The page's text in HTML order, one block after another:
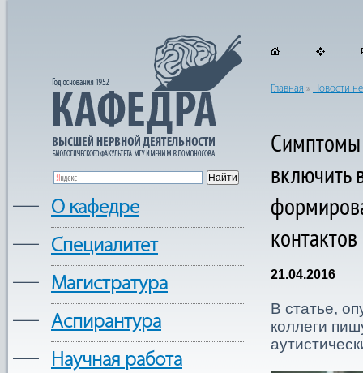
— О кафедре
— Cпециалитет
— Магистратура
— Аспирантура
— Научная работа
Главная » Новости
​Симптомы
включить
контактов
21.04.2016
В статье,
коллеги